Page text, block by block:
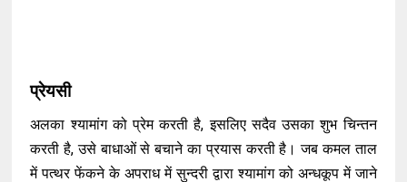
प्रेयसी
अलका श्यामांग को प्रेम करती है, इसलिए सदैव उसका शुभ चिन्तन
करती है, उसे बाधाओं से बचाने का प्रयास करती है। जब कमल ताल
में पत्थर फेंकने के अपराध में सुन्दरी द्वारा श्यामांग को अन्धकूप में जाने